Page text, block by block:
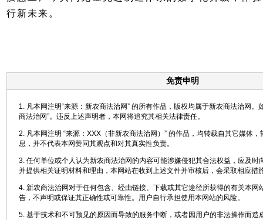
行新未来。
免责申明
1. 凡本网注明“来源：新农商法治网” 的所有作品，版权均属于新农商法治网。
商法治网”。违反上述声明者，本网将追究其相关法律责任。
2. 凡本网注明 “来源：XXX（非新农商法治网）” 的作品，均转载自其它媒体
息，并不代表本网赞同其观点和对其真实性负责。
3. 任何单位或个人认为新农商法治网的内容可能涉嫌侵犯其合法权益，应及时
并提供相关证明材料和理由，本网站在收到上述文件并审核后，会采取相应措
4. 新农商法治网对于任何包含、经由链接、下载或其它途径所获得的有关本网
告，不声明或保证其正确性或可靠性。用户自行承担使用本网站的风险。
5. 基于技术和不可预见的原因而导致的服务中断，或者因用户的非法操作而造